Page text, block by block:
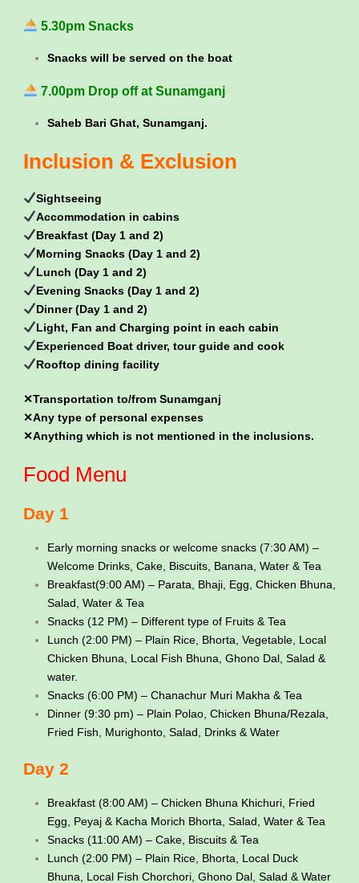
5.30pm Snacks
Snacks will be served on the boat
7.00pm Drop off at Sunamganj
Saheb Bari Ghat, Sunamganj.
Inclusion & Exclusion
Sightseeing
Accommodation in cabins
Breakfast (Day 1 and 2)
Morning Snacks (Day 1 and 2)
Lunch (Day 1 and 2)
Evening Snacks (Day 1 and 2)
Dinner (Day 1 and 2)
Light, Fan and Charging point in each cabin
Experienced Boat driver, tour guide and cook
Rooftop dining facility
✕Transportation to/from Sunamganj
✕Any type of personal expenses
✕Anything which is not mentioned in the inclusions.
Food Menu
Day 1
Early morning snacks or welcome snacks (7:30 AM) –
Welcome Drinks, Cake, Biscuits, Banana, Water & Tea
Breakfast(9:00 AM) – Parata, Bhaji, Egg, Chicken Bhuna,
Salad, Water & Tea
Snacks (12 PM) – Different type of Fruits & Tea
Lunch (2:00 PM) – Plain Rice, Bhorta, Vegetable, Local
Chicken Bhuna, Local Fish Bhuna, Ghono Dal, Salad &
water.
Snacks (6:00 PM) – Chanachur Muri Makha & Tea
Dinner (9:30 pm) – Plain Polao, Chicken Bhuna/Rezala,
Fried Fish, Murighonto, Salad, Drinks & Water
Day 2
Breakfast (8:00 AM) – Chicken Bhuna Khichuri, Fried
Egg, Peyaj & Kacha Morich Bhorta, Salad, Water & Tea
Snacks (11:00 AM) – Cake, Biscuits & Tea
Lunch (2:00 PM) – Plain Rice, Bhorta, Local Duck
Bhuna, Local Fish Chorchori, Ghono Dal, Salad & Water